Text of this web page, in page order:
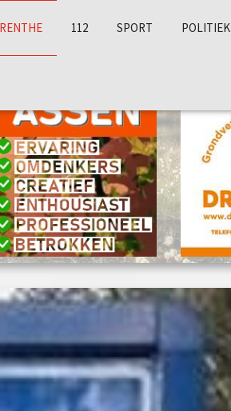
112 SPORT POLITIEK